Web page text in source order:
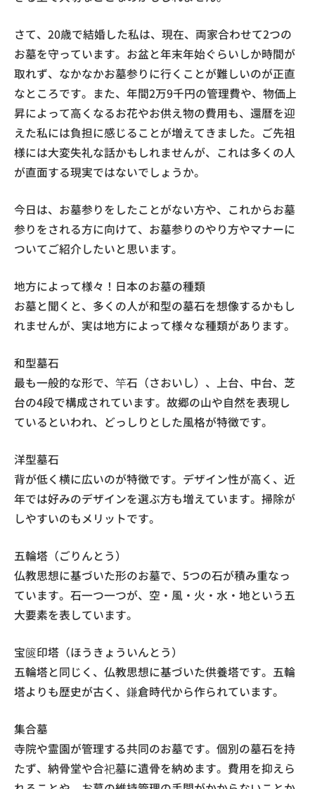
さて、20歳で結婚した私は、現在、両家合わせて2つの
お墓を守っています。お盆と年末年始ぐらいしか時間が
取れず、なかなかお墓参りに行くことが難しいのが正直
なところです。また、年間2万9千円の管理費や、物価上
昇によって高くなるお花やお供え物の費用も、還暦を迎
えた私には負担に感じることが増えてきました。ご先祖
様には大変失礼な話かもしれませんが、これは多くの人
が直面する現実ではないでしょうか。
今日は、お墓参りをしたことがない方や、これからお墓
参りをされる方に向けて、お墓参りのやり方やマナーに
ついてご紹介したいと思います。
地方によって様々！日本のお墓の種類
お墓と聞くと、多くの人が和型の墓石を想像するかもし
れませんが、実は地方によって様々な種類があります。
和型墓石
最も一般的な形で、竿石（さおいし）、上台、中台、芝
台の4段で構成されています。故郷の山や自然を表現し
ているといわれ、どっしりとした風格が特徴です。
洋型墓石
背が低く横に広いのが特徴です。デザイン性が高く、近
年では好みのデザインを選ぶ方も増えています。掃除が
しやすいのもメリットです。
五輪塔（ごりんとう）
仏教思想に基づいた形のお墓で、5つの石が積み重なっ
ています。石一つ一つが、空・風・火・水・地という五
大要素を表しています。
宝篋印塔（ほうきょういんとう）
五輪塔と同じく、仏教思想に基づいた供養塔です。五輪
塔よりも歴史が古く、鎌倉時代から作られています。
集合墓
寺院や霊園が管理する共同のお墓です。個別の墓石を持
たず、納骨堂や合祀墓に遺骨を納めます。費用を抑えら